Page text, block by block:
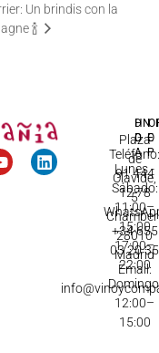
Un brindis con la
🍾
Plaza
de
Olavide,
5
28010
Madrid
DE
Lunes -
Sábado:
11:00–
15:00
17:00–
22:00
12:00–
15:00
91 444
12 78
+34 655
03 20 35
Email: